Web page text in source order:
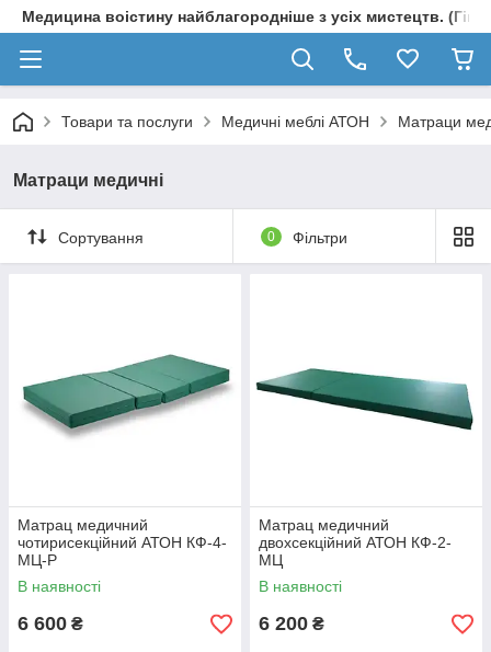
Медицина воістину найблагородніше з усіх мистецтв.
Товари та послуги Медичні меблі АТОН Матраци
Матраци медичні
Сортування 0 Фільтри
Матрац медичний
чотирисекційний АТОН КФ-4-
МЦ-Р
В наявності
6 600 ₴
Матрац медичний
двохсекційний АТОН КФ-2-
МЦ
В наявності
6 200 ₴